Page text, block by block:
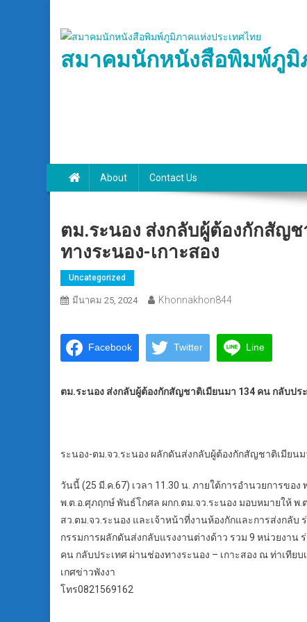
content
สมาคมนักหนังสือพิมพ์ภูมิ
About Contact Us
ตม.ระนอง ส่งกลับผู้ต้องกักสัญ
ทางระนอง-เกาะสอง
Uncategorized
มีนาคม 25, 2024 Khonnakhon844
Facebook Twitter Line
ตม.ระนอง ส่งกลับผู้ต้องกักสัญชาติเมียนมา 134 คน กลับปร
ระนอง-ตม.จว.ระนอง ผลักดันส่งกลับผู้ต้องกักสัญชาติเมียน
วันนี้ (25 มี.ค.67) เวลา 11.30 น. ภายใต้การอำนวยการขอ
พ.ต.อ.ศุภฤกษ์ พันธ์โกศล ผกก.ตม.จว.ระนอง มอบหมายให้
สว.ตม.จว.ระนอง และเจ้าหน้าที่งานห้องกักและการส่งกลับ
กรรมการผลักดันส่งกลับแรงงานต่างด้าว รวม 9 หน่วยงา
คน กลับประเทศ ผ่านช่องทางระนอง – เกาะสอง ณ ท่าเทียบ
เกศข่าวพังงา
โทร0821569162